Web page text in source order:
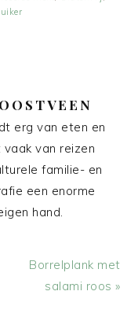
erg van eten en
van reizen
familie- en
een enorme
hand.
Volgend
bericht:
Borrelplank met
salami roos »